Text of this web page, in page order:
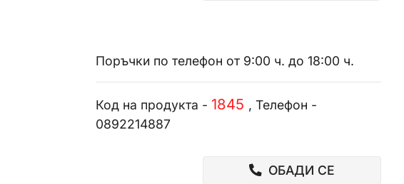
Поръчки по телефон от 9:00 ч. до 18:00 ч.
Код на продукта - 1845 , Телефон -
0892214887
ОБАДИ СЕ